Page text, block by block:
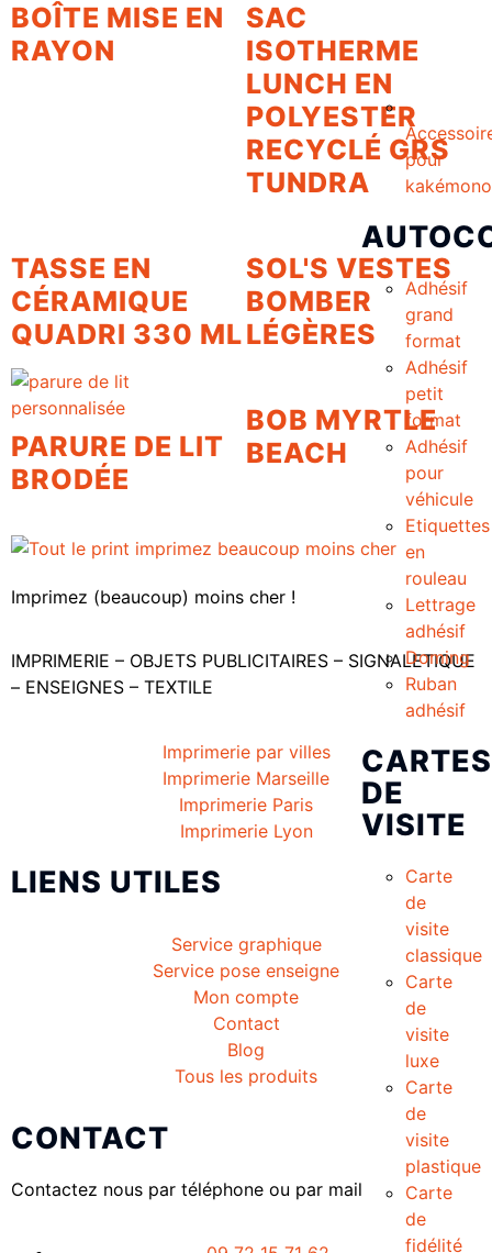
pour
kakémono
Adhésif
grand
format
Adhésif
petit
format
Adhésif
pour
véhicule
Etiquettes
en
rouleau
Lettrage
adhésif
Doming
Ruban
adhésif
CARTES
DE
VISITE
Carte
de
visite
classique
Carte
de
visite
luxe
Carte
de
visite
plastique
Carte
de
fidélité
BOÎTE MISE EN
RAYON
SAC
ISOTHERME
LUNCH EN
POLYESTER
RECYCLÉ GRS
TUNDRA
TASSE EN
CÉRAMIQUE
QUADRI 330 ML
SOL'S VESTES
BOMBER
LÉGÈRES
PARURE DE LIT
BRODÉE
BOB MYRTLE
BEACH
Imprimez (beaucoup) moins cher !
IMPRIMERIE – OBJETS PUBLICITAIRES – SIGNALETIQUE
– ENSEIGNES – TEXTILE
Imprimerie par villes
Imprimerie Marseille
Imprimerie Paris
Imprimerie Lyon
LIENS UTILES
Service graphique
Service pose enseigne
Mon compte
Contact
Blog
Tous les produits
CONTACT
Contactez nous par téléphone ou par mail